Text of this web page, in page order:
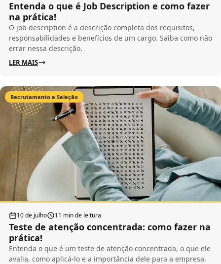
Entenda o que é Job Description e como fazer
na prática!
O job description é a descrição completa dos requisitos,
responsabilidades e benefícios de um cargo. Saiba como não
errar nessa descrição.
LER MAIS
Recrutamento e Seleção
10 de julho 11 min de leitura
Teste de atenção concentrada: como fazer na
prática!
Entenda o que é um teste de atenção concentrada, o que ele
avalia, como aplicá-lo e a importância dele para a empresa.